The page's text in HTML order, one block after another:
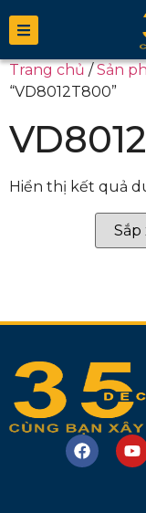
Trang chủ/Sản
“VD8012T800”
Hiển thị kết quả